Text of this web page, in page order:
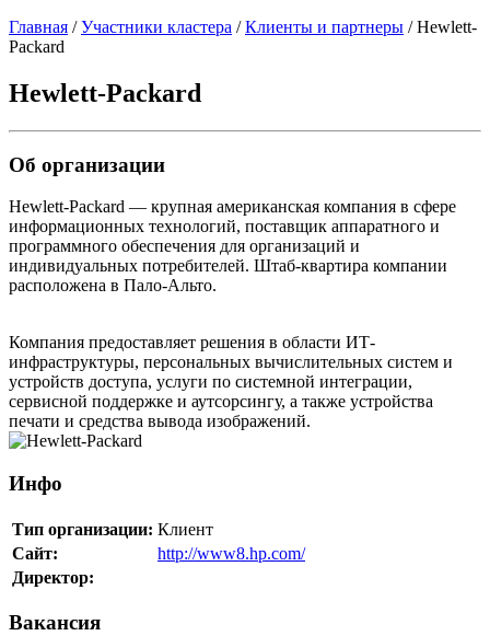
Главная / Участники кластера / Клиенты и партнеры /Hewlett-
Packard
Hewlett-Packard
Об организации
Hewlett-Packard — крупная американская компания в сфере
информационных технологий, поставщик аппаратного и
программного обеспечения для организаций и
индивидуальных потребителей. Штаб-квартира компании
расположена в Пало-Альто.
Компания предоставляет решения в области ИТ-
инфраструктуры, персональных вычислительных систем и
устройств доступа, услуги по системной интеграции,
сервисной поддержке и аутсорсингу, а также устройства
печати и средства вывода изображений.
Инфо
Тип организации: Клиент
Сайт:
http://www8.hp.com/
Директор:
Вакансия